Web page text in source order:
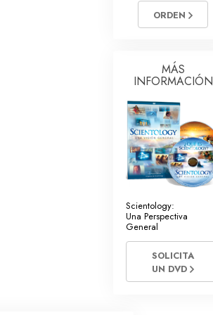
ORDEN
MÁS
INFORMACIÓN
Scientology:
Una Perspectiva
General
SOLICITA
UN DVD